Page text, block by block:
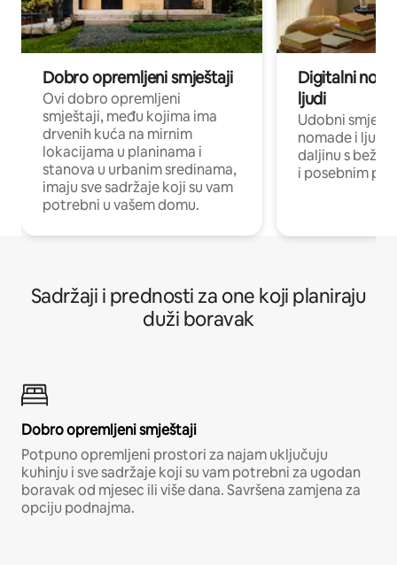
Dobro opremljeni smještaji
Ovi dobro opremljeni
smještaji, među kojima ima
drvenih kuća na mirnim
lokacijama u planinama i
stanova u urbanim sredinama,
imaju sve sadržaje koji su vam
potrebni u vašem domu.
Digitalni
ljudi
Udobni
nomade i ljude
daljinu s
i posebnim
Sadržaji i prednosti za one koji planiraju
duži boravak
Dobro opremljeni smještaji
Potpuno opremljeni prostori za najam uključuju
kuhinju i sve sadržaje koji su vam potrebni za ugodan
boravak od mjesec ili više dana. Savršena zamjena za
opciju podnajma.